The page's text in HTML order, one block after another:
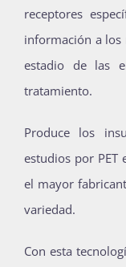
receptores
información a los
estadio de las
tratamiento.
Produce los
estudios por PET
el mayor
variedad.
Con esta